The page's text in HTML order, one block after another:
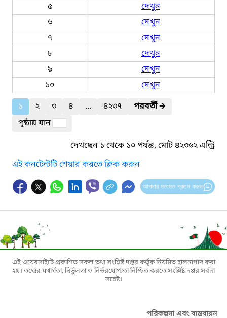
৫
দেখুন
৬
দেখুন
৭
দেখুন
৮
দেখুন
৯
দেখুন
১০
দেখুন
১
২ ৩ ৪ ... ৪২৩৭ পরবর্তী🡲
পৃষ্ঠায় যান
দেখছেন ১ থেকে ১০ পর্যন্ত, মোট ৪২৩৬২ এন্ট্রি
এই কনটেন্টটি শেয়ার করতে ক্লিক করুন
আপনার মতামত প্রদান করুন
এই ওয়েবসাইটে প্রকাশিত সকল তথ্য সংশ্লিষ্ট দপ্তর কর্তৃক নিয়মিত হালনাগাদ করা
হয়। তথ্যের যথার্থতা, নির্ভুলতা ও নির্ভরযোগ্যতা নিশ্চিত করতে সংশ্লিষ্ট দপ্তর সর্বদা
সচেষ্ট।
পরিকল্পনা এবং বাস্তবায়ন